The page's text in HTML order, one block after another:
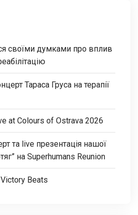
своїми думками про вплив
Тараса Груса на терапії
at Colours of Ostrava 2026
та live презентація нашої
на Superhumans Reunion
Beats